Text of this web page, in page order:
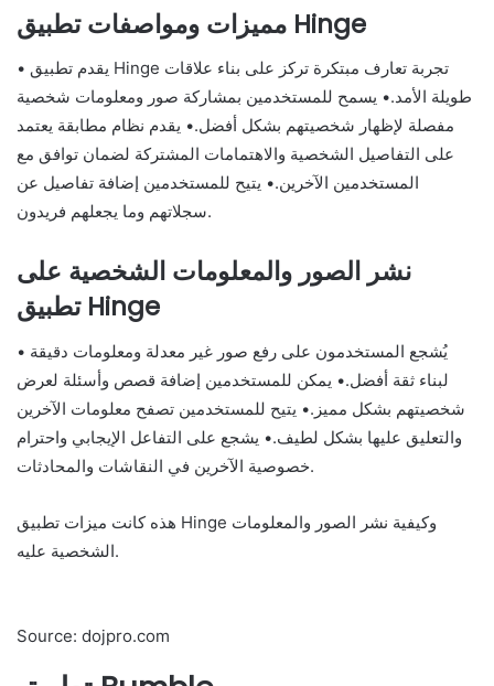
مميزات ومواصفات تطبيق Hinge
• يقدم تطبيق Hinge تجربة تعارف مبتكرة تركز على بناء علاقات
طويلة الأمد.• يسمح للمستخدمين بمشاركة صور ومعلومات شخصية
مفصلة لإظهار شخصيتهم بشكل أفضل.• يقدم نظام مطابقة يعتمد
على التفاصيل الشخصية والاهتمامات المشتركة لضمان توافق مع
المستخدمين الآخرين.• يتيح للمستخدمين إضافة تفاصيل عن
سجلاتهم وما يجعلهم فريدون.
نشر الصور والمعلومات الشخصية على
تطبيق Hinge
• يُشجع المستخدمون على رفع صور غير معدلة ومعلومات دقيقة
لبناء ثقة أفضل.• يمكن للمستخدمين إضافة قصص وأسئلة لعرض
شخصيتهم بشكل مميز.• يتيح للمستخدمين تصفح معلومات الآخرين
والتعليق عليها بشكل لطيف.• يشجع على التفاعل الإيجابي واحترام
خصوصية الآخرين في النقاشات والمحادثات.
هذه كانت ميزات تطبيق Hinge وكيفية نشر الصور والمعلومات
الشخصية عليه.
Source: dojpro.com